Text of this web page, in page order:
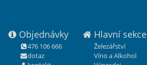
Objednávky
476 106 666
dotaz
Hlavní sekce
Železářství
Víno a Alkohol